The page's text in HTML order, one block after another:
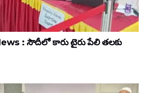
: సౌదీలో కారు టైరు పేలి తలకు